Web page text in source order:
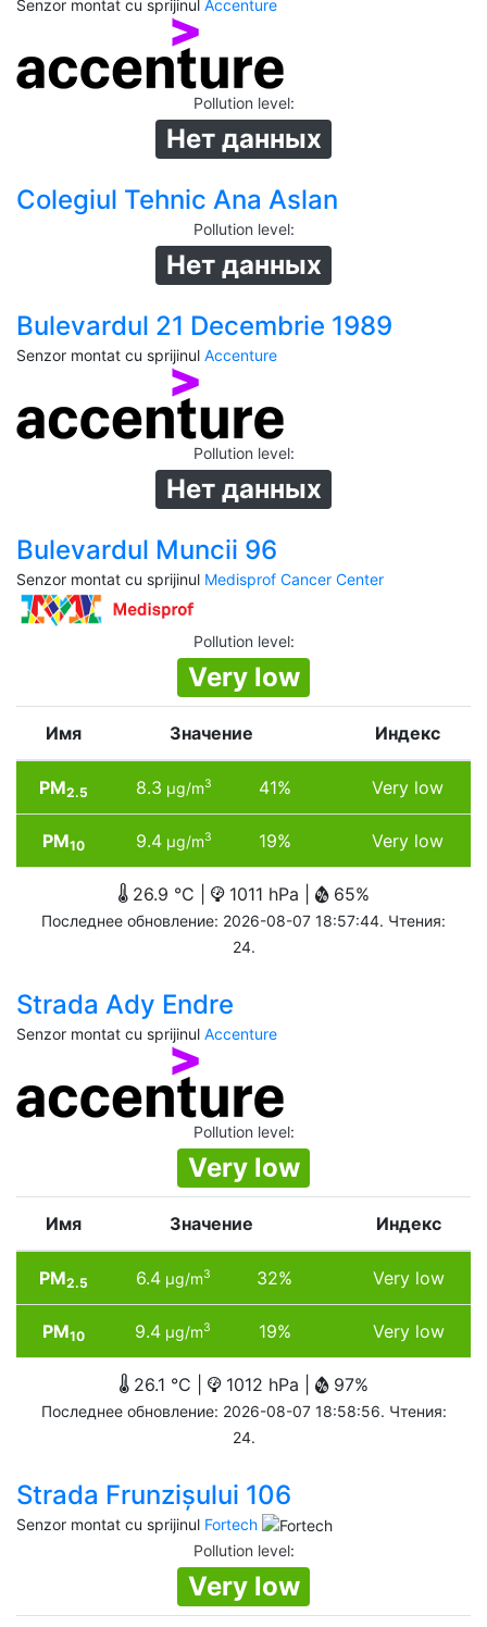
Senzor montat cu sprijinul Accenture
Pollution level:
Нет данных
Colegiul Tehnic Ana Aslan
Pollution level:
Нет данных
Bulevardul 21 Decembrie 1989
Senzor montat cu sprijinul Accenture
Pollution level:
Нет данных
Bulevardul Muncii 96
Senzor montat cu sprijinul Medisprof Cancer Center
Pollution level:
Very low
Имя Значение Индекс
PM2.5 8.3 µg/m3 41% Very low
PM10 9.4 µg/m3 19% Very low
26.9 °C | 1011 hPa | 65%
Последнее обновление: 2026-08-07 18:57:44. Чтения:
24.
Strada Ady Endre
Senzor montat cu sprijinul Accenture
Pollution level:
Very low
Имя Значение Индекс
PM2.5 6.4µg/m3 32% Very low
PM10 9.4 µg/m3 19% Very low
26.1 °C | 1012 hPa | 97%
Последнее обновление: 2026-08-07 18:58:56. Чтения:
24.
Strada Frunzișului 106
Senzor montat cu sprijinul Fortech
Pollution level:
Very low